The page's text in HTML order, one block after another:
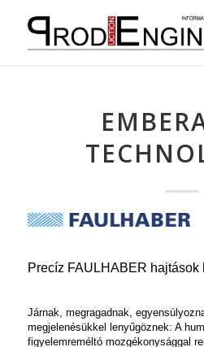
Precíz FAULHABER hajtások
Járnak, megragadnak,
megjelenésükkel lenyűgöznek: A
figyelemreméltó mozgékonysággal